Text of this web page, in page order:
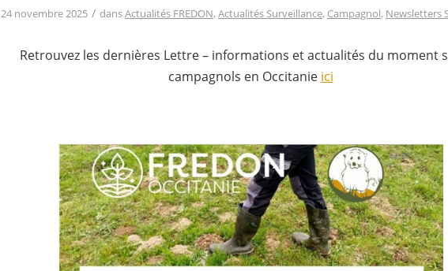
24 novembre 2025 / dansActualités FREDON, Actualités Surveillance, Campagnol, Newsletters
Retrouvez les dernières Lettre – informations et actualités du moment
campagnols en Occitanie ici